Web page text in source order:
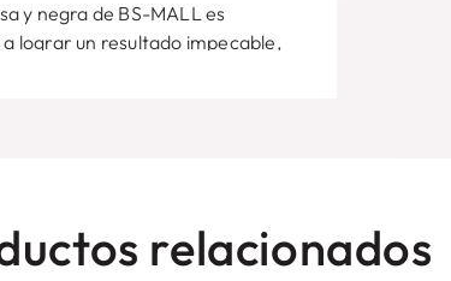
y negra de BS-MALL es
lograr un resultado impecable,
relacionados